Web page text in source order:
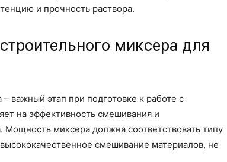
и прочность раствора.
миксера для
важный этап при подготовке к работе с
на эффективность смешивания и
миксера должна соответствовать типу
смешивание материалов, не